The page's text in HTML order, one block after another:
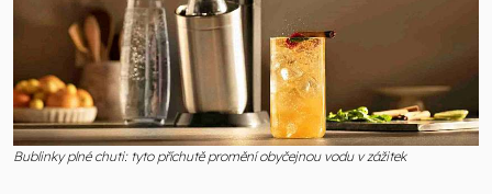
Bublinky plné chuti: tyto příchutě promění obyčejnou vodu v zážitek